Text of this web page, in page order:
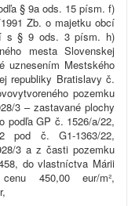
§ 9a ods. 15 písm. f)
Zb. o majetku obcí
s § 9 ods. 3 písm. h)
mesta Slovenskej
uznesením Mestského
republiky Bratislavy č.
pozemku
3 – zastavané plochy
podľa GP č. 1526/a/22,
pod č. G1-1363/22,
3 a z časti pozemku
do vlastníctva Márii
450,00 eur/m²,